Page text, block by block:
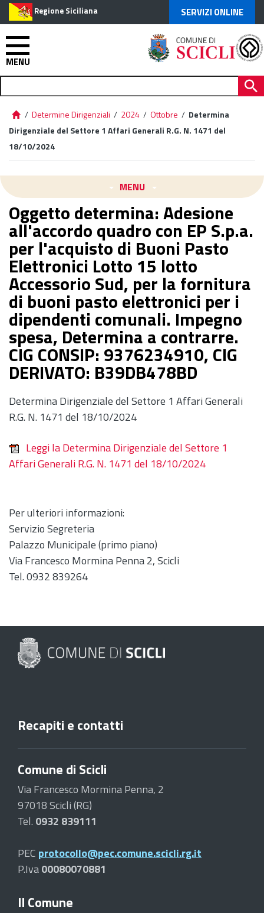
Regione Siciliana SERVIZI ONLINE
MENU
/ Determine Dirigenziali / 2024 / Ottobre / Determina
Dirigenziale del Settore 1 Affari Generali R.G. N. 1471 del
18/10/2024
MENU
Oggetto determina: Adesione
all'accordo quadro con EP S.p.a.
per l'acquisto di Buoni Pasto
Elettronici Lotto 15 lotto
Accessorio Sud, per la fornitura
di buoni pasto elettronici per i
dipendenti comunali. Impegno
spesa, Determina a contrarre.
CIG CONSIP: 9376234910, CIG
DERIVATO: B39DB478BD
Determina Dirigenziale del Settore 1 Affari Generali
R.G. N. 1471 del 18/10/2024
Leggi la Determina Dirigenziale del Settore 1
Affari Generali R.G. N. 1471 del 18/10/2024
Per ulteriori informazioni:
Servizio Segreteria
Palazzo Municipale (primo piano)
Via Francesco Mormina Penna 2, Scicli
Tel. 0932 839264
Recapiti e contatti
Comune di Scicli
Via Francesco Mormina Penna, 2
97018 Scicli (RG)
Tel. 0932 839111
PEC protocollo@pec.comune.scicli.rg.it
P.Iva00080070881
Il Comune